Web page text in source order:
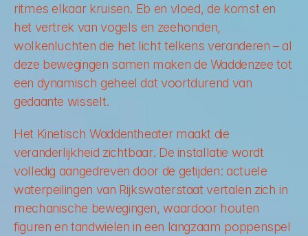
ritmes elkaar kruisen. Eb en vloed, de komst en
het vertrek van vogels en zeehonden,
wolkenluchten die het licht telkens veranderen – al
deze bewegingen samen maken de Waddenzee tot
een dynamisch geheel dat voortdurend van
gedaante wisselt.
Het Kinetisch Waddentheater maakt die
veranderlijkheid zichtbaar. De installatie wordt
volledig aangedreven door de getijden: actuele
waterpeilingen van Rijkswaterstaat vertalen zich in
mechanische bewegingen, waardoor houten
figuren en tandwielen in een langzaam poppenspel